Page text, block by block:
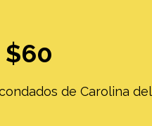
de Carolina del